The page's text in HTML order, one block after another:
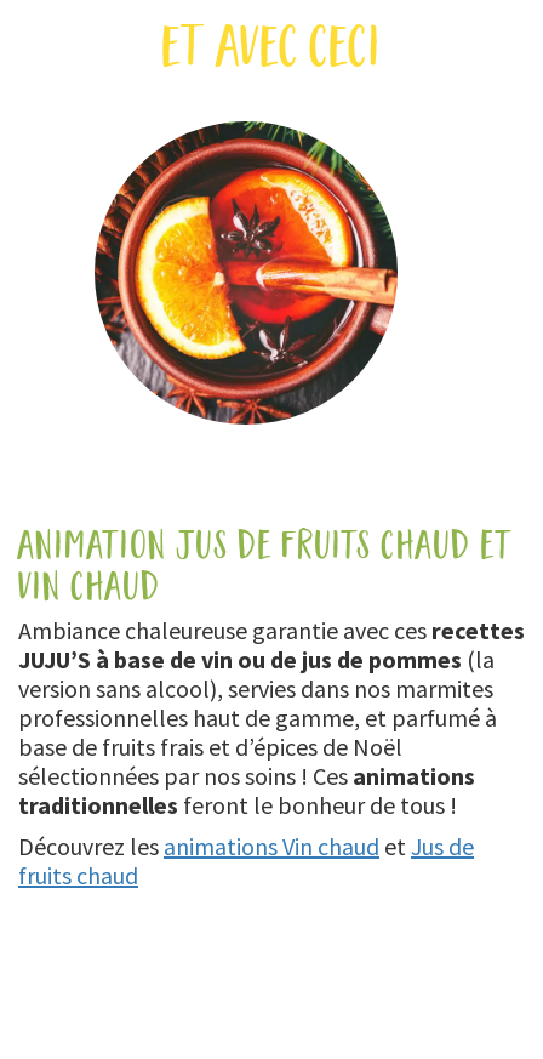
et avec ceci
animation jus de fruits chaud et
vin chaud
Ambiance chaleureuse garantie avec ces recettes
JUJU’S à base de vin ou de jus de pommes (la
version sans alcool), servies dans nos marmites
professionnelles haut de gamme, et parfumé à
base de fruits frais et d’épices de Noël
sélectionnées par nos soins ! Ces animations
traditionnelles feront le bonheur de tous !
Découvrez les animations Vin chaud et Jus de
fruits chaud